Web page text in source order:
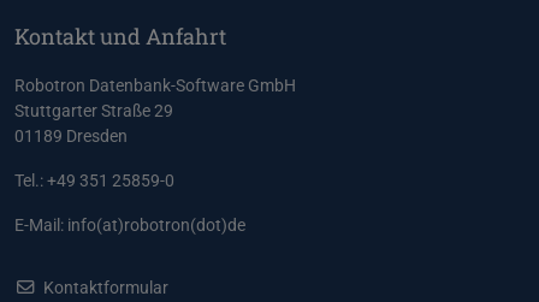
Kontakt und Anfahrt
Robotron Datenbank-Software GmbH
Stuttgarter Straße 29
01189 Dresden
Tel.: +49 351 25859-0
E-Mail: info(at)robotron(dot)de
Kontaktformular